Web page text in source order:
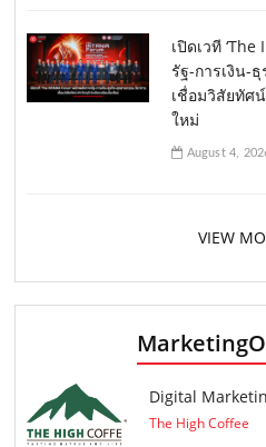
เปิดเวที
รัฐ-การเงิน-
เชื่อมวิสัยทัศ
ใหม่
August 4,
VIEW
Digital
The High Coffee